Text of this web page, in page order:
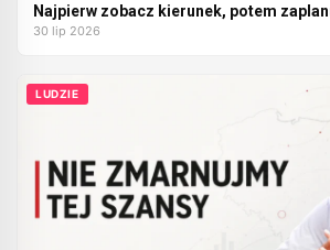
Najpierw zobacz kierunek, potem
30 lip 2026
LUDZIE